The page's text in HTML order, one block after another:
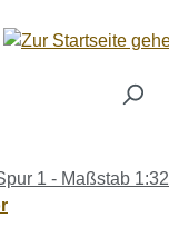
1 - Maßstab 1:32